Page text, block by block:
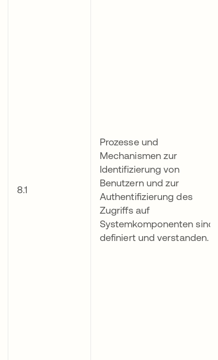
8.1
Prozesse und
Mechanismen zur
Identifizierung von
Benutzern und zur
Authentifizierung des
Zugriffs auf
Systemkomponenten sind
definiert und verstanden.